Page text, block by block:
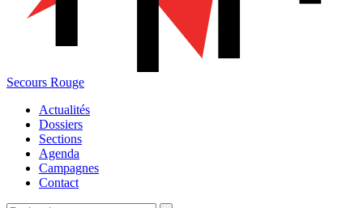
Secours Rouge
Actualités
Dossiers
Sections
Agenda
Campagnes
Contact